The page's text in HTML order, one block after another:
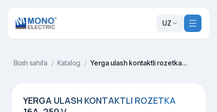
UZ
Bosh sahifa / Katalog / Yerga ulash kontaktli rozetka 16A, 250 V
YERGA ULASH KONTAKTLI ROZETKA